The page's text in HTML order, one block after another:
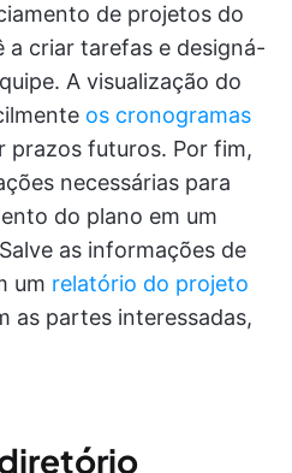
de projetos do
a criar tarefas e designá-
A visualização do
os cronogramas
prazos futuros. Por fim,
necessárias para
do plano em um
as informações de
um relatório do projeto
as partes interessadas,